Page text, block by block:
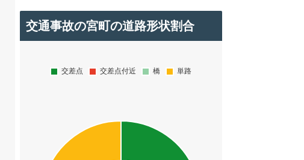
交通事故の宮町の道路形状割合